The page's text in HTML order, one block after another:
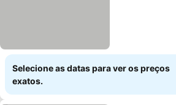
Selecione as datas para ver os preços
exatos.